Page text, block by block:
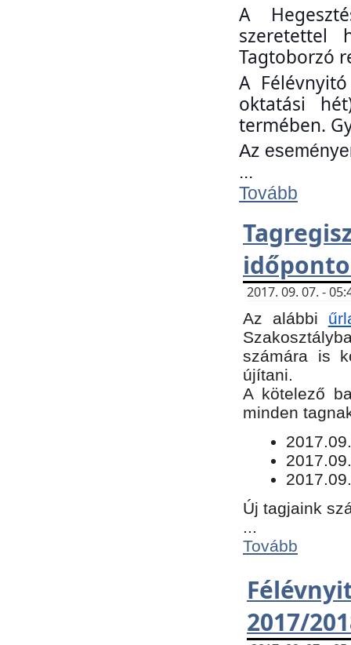
A
szeretettel
Tagtoborzó
A
oktatási
termében.
Az
...
Tovább
2017. 09. 07. -
Az alábbi
számára is
újítani.
​A kötelező
minden
Új tagjaink
Tovább
2017/